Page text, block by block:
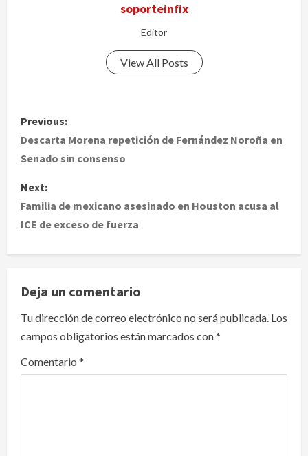
soporteinfix
Editor
View All Posts
P
o
t
n
a
v
i
g
a
Previous:
Descarta Morena repetición de Fernández Noroña en
Senado sin consenso
Next:
Familia de mexicano asesinado en Houston acusa al
ICE de exceso de fuerza
Deja un comentario
Tu dirección de correo electrónico no será publicada. Los
campos obligatorios están marcados con*
Comentario *